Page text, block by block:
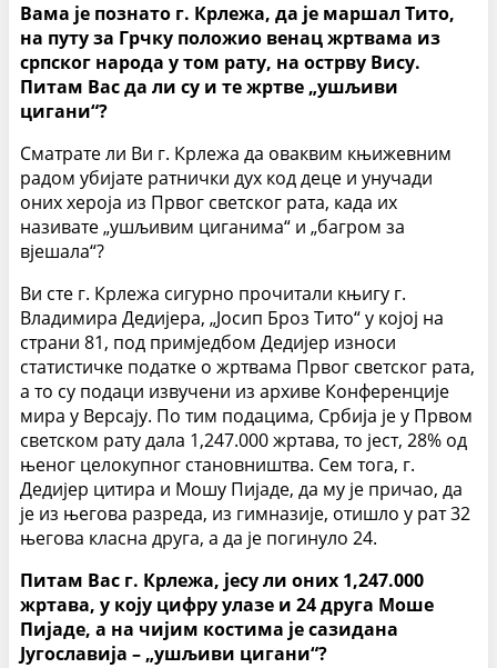
Вама је познато г. Крлежа, да је маршал Тито,
на путу за Грчку положио венац жртвама из
српског народа у том рату, на острву Вису.
Питам Вас да ли су и те жртве „ушљиви
цигани“?
Сматрате ли Ви г. Крлежа да оваквим књижевним
радом убијате ратнички дух код деце и унучади
оних хероја из Првог светског рата, када их
називате „ушљивим циганима“ и „багром за
вјешала“?
Ви сте г. Крлежа сигурно прочитали књигу г.
Владимира Дедијера, „Јосип Броз Тито“ у којој на
страни 81, под примједбом Дедијер износи
статистичке податке о жртвама Првог светског рата,
а то су подаци извучени из архиве Конференције
мира у Версају. По тим подацима, Србија је у Првом
светском рату дала 1,247.000 жртава, то јест, 28% од
њеног целокупног становништва. Сем тога, г.
Дедијер цитира и Мошу Пијаде, да му је причао, да
је из његова разреда, из гимназије, отишло у рат 32
његова класна друга, а да је погинуло 24.
Питам Вас г. Крлежа, јесу ли оних 1,247.000
жртава, у коју цифру улазе и 24 друга Моше
Пијаде, а на чијим костима је сазидана
Југославија – „ушљиви цигани“?